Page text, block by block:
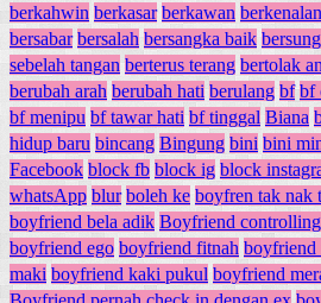
berkahwin berkasar berkawan berkenalan
bersabar bersalah bersangka baik
sebelah tangan berterus terang bertolak
berubah arah berubah hati berulang bf bf
bf menipu bf tawar hati bf tinggal Biana
hidup baru bincang Bingung bini bini
Facebook block fb block ig block
whatsApp blur boleh ke boyfren tak nak
boyfriend bela adik Boyfriend controlling
boyfriend ego boyfriend fitnah boyfriend
maki boyfriend kaki pukul boyfriend